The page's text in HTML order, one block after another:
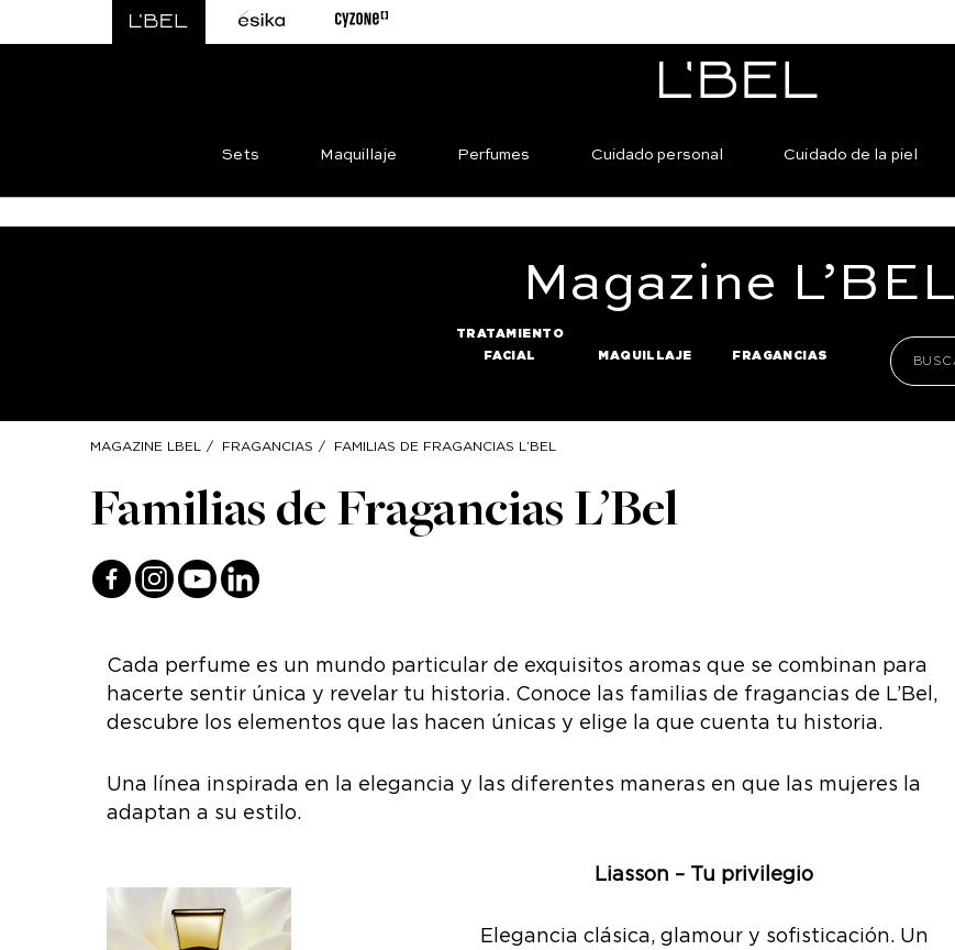
Sets Maquillaje Perfumes Cuidado personal Cuidado de la piel
Magazine L’BEL
TRATAMIENTO
FACIAL
MAQUILLAJE FRAGANCIAS
MAGAZINE LBEL / FRAGANCIAS / FAMILIAS DE FRAGANCIAS L’BEL
Familias de Fragancias L’Bel
Cada perfume es un mundo particular de exquisitos aromas que se combinan para
hacerte sentir única y revelar tu historia. Conoce las familias de fragancias de L’Bel,
descubre los elementos que las hacen únicas y elige la que cuenta tu historia.
Una línea inspirada en la elegancia y las diferentes maneras en que las mujeres la
adaptan a su estilo.
Liasson – Tu privilegio
Elegancia clásica, glamour y sofisticación. Un